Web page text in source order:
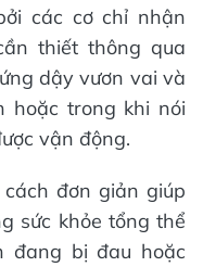
các cơ chỉ nhận
thiết thông qua
dậy vươn vai và
hoặc trong khi nói
vận động.
đơn giản giúp
sức khỏe tổng thể
đang bị đau hoặc